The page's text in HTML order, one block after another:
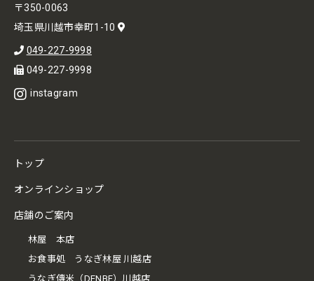
〒350-0063
埼玉県川越市幸町1-10
049-227-9998
049-227-9998
instagram
トップ
オンラインショップ
店舗のご案内
林屋 本店
お食事処 うなぎ林屋 川越店
うなぎ傳米（DENBE）川越店